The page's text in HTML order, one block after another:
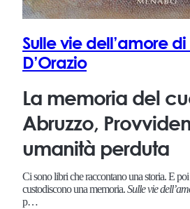
Sulle vie dell’amore
D’Orazio
La memoria del
Abruzzo,
umanità perduta
Ci sono libri che raccontano una storia. E
custodiscono una memoria.Sulle vie
p…